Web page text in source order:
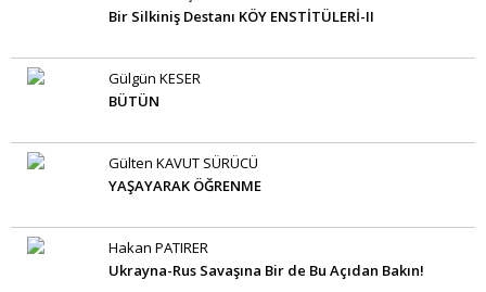
Bir Silkiniş Destanı KÖY ENSTİTÜLERİ-II
Gülgün KESER
BÜTÜN
Gülten KAVUT SÜRÜCÜ
YAŞAYARAK ÖĞRENME
Hakan PATIRER
Ukrayna-Rus Savaşına Bir de Bu Açıdan Bakın!